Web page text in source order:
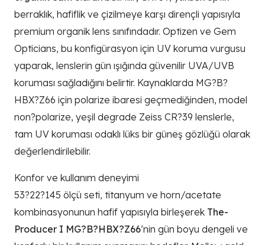
berraklık, hafiflik ve çizilmeye karşı dirençli yapısıyla
premium organik lens sınıfındadır. Optizen ve Gem
Opticians, bu konfigürasyon için UV koruma vurgusu
yaparak, lenslerin gün ışığında güvenilir UVA/UVB
koruması sağladığını belirtir. Kaynaklarda MG?B?
HBX?Z66 için polarize ibaresi geçmediğinden, model
non?polarize, yeşil degrade Zeiss CR?39 lenslerle,
tam UV koruması odaklı lüks bir güneş gözlüğü olarak
değerlendirilebilir.
Konfor ve kullanım deneyimi
53?22?145 ölçü seti, titanyum ve horn/acetate
kombinasyonunun hafif yapısıyla birleşerek The-
Producer I MG?B?HBX?Z66’nin gün boyu dengeli ve